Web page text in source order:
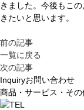
す
ペ
ジ
本
文
に
移
動
きました。今後もこ
きたいと思います。
前の記事
一覧に戻る
次の記事
Inquiryお問い合わせ
商品・サービス・そ